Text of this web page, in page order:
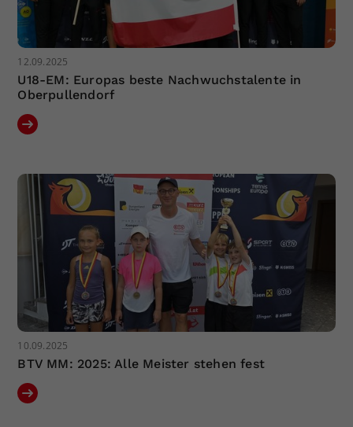
12.09.2025
U18-EM: Europas beste Nachwuchstalente in
Oberpullendorf
10.09.2025
BTV MM: 2025: Alle Meister stehen fest